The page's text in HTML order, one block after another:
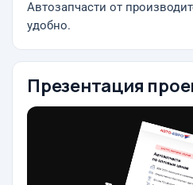
Автозапчасти от
удобно.
Презентация